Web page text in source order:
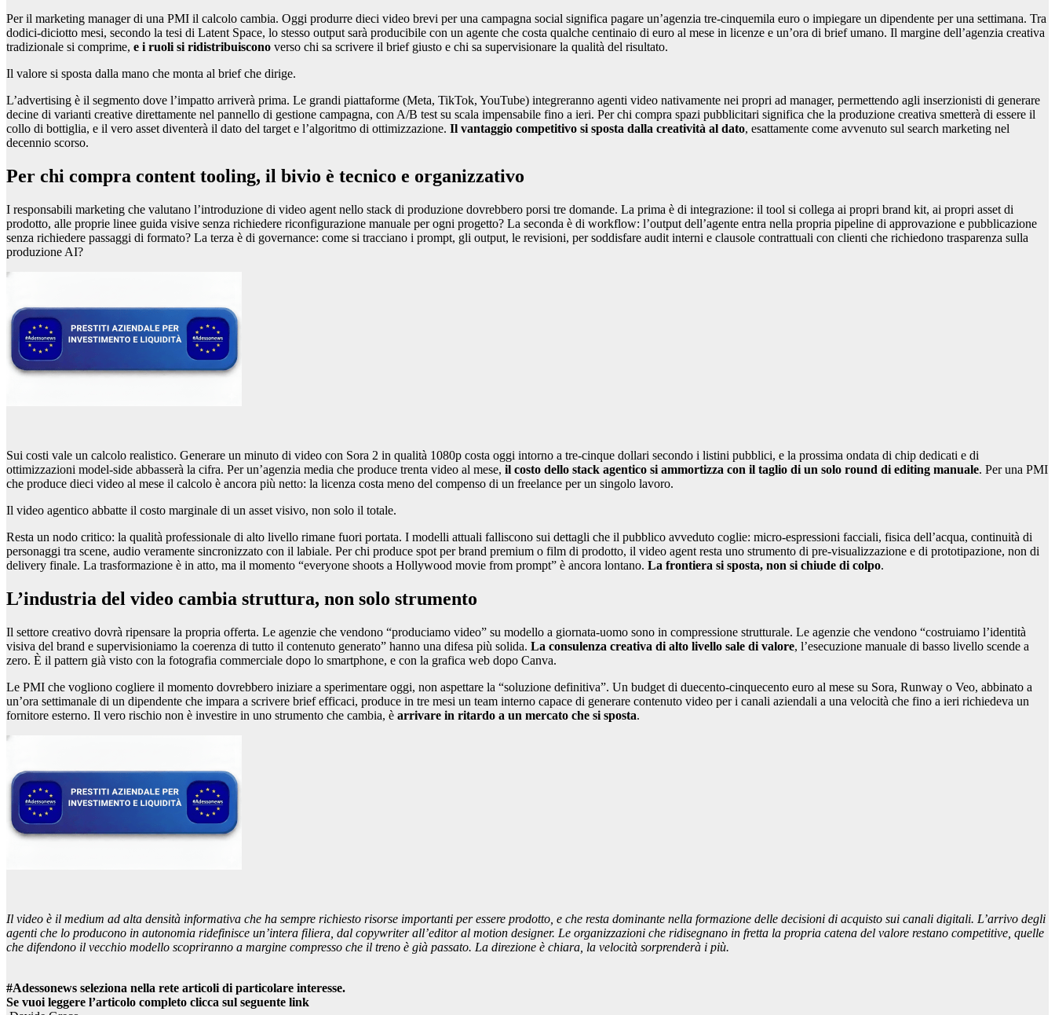
Per il marketing manager di una PMI il calcolo cambia. Oggi produrre dieci video brevi per una campagna social significa pagare un’agenzia tre-cinquemila euro o impiegare un dipendente per una settimana. Tra
dodici-diciotto mesi, secondo la tesi di Latent Space, lo stesso output sarà producibile con un agente che costa qualche centinaio di euro al mese in licenze e un’ora di brief umano. Il margine dell’agenzia creativa
tradizionale si comprime, e i ruoli si ridistribuiscono verso chi sa scrivere il brief giusto e chi sa supervisionare la qualità del risultato.
Il valore si sposta dalla mano che monta al brief che dirige.
L’advertising è il segmento dove l’impatto arriverà prima. Le grandi piattaforme (Meta, TikTok, YouTube) integreranno agenti video nativamente nei propri ad manager, permettendo agli inserzionisti di generare
decine di varianti creative direttamente nel pannello di gestione campagna, con A/B test su scala impensabile fino a ieri. Per chi compra spazi pubblicitari significa che la produzione creativa smetterà di essere il
collo di bottiglia, e il vero asset diventerà il dato del target e l’algoritmo di ottimizzazione. Il vantaggio competitivo si sposta dalla creatività al dato, esattamente come avvenuto sul search marketing nel
decennio scorso.
Per chi compra content tooling, il bivio è tecnico e organizzativo
I responsabili marketing che valutano l’introduzione di video agent nello stack di produzione dovrebbero porsi tre domande. La prima è di integrazione: il tool si collega ai propri brand kit, ai propri asset di
prodotto, alle proprie linee guida visive senza richiedere riconfigurazione manuale per ogni progetto? La seconda è di workflow: l’output dell’agente entra nella propria pipeline di approvazione e pubblicazione
senza richiedere passaggi di formato? La terza è di governance: come si tracciano i prompt, gli output, le revisioni, per soddisfare audit interni e clausole contrattuali con clienti che richiedono trasparenza sulla
produzione AI?
Sui costi vale un calcolo realistico. Generare un minuto di video con Sora 2 in qualità 1080p costa oggi intorno a tre-cinque dollari secondo i listini pubblici, e la prossima ondata di chip dedicati e di
ottimizzazioni model-side abbasserà la cifra. Per un’agenzia media che produce trenta video al mese, il costo dello stack agentico si ammortizza con il taglio di un solo round di editing manuale. Per una PMI
che produce dieci video al mese il calcolo è ancora più netto: la licenza costa meno del compenso di un freelance per un singolo lavoro.
Il video agentico abbatte il costo marginale di un asset visivo, non solo il totale.
Resta un nodo critico: la qualità professionale di alto livello rimane fuori portata. I modelli attuali falliscono sui dettagli che il pubblico avveduto coglie: micro-espressioni facciali, fisica dell’acqua, continuità di
personaggi tra scene, audio veramente sincronizzato con il labiale. Per chi produce spot per brand premium o film di prodotto, il video agent resta uno strumento di pre-visualizzazione e di prototipazione, non di
delivery finale. La trasformazione è in atto, ma il momento “everyone shoots a Hollywood movie from prompt” è ancora lontano. La frontiera si sposta, non si chiude di colpo.
L’industria del video cambia struttura, non solo strumento
Il settore creativo dovrà ripensare la propria offerta. Le agenzie che vendono “produciamo video” su modello a giornata-uomo sono in compressione strutturale. Le agenzie che vendono “costruiamo l’identità
visiva del brand e supervisioniamo la coerenza di tutto il contenuto generato” hanno una difesa più solida. La consulenza creativa di alto livello sale di valore, l’esecuzione manuale di basso livello scende a
zero. È il pattern già visto con la fotografia commerciale dopo lo smartphone, e con la grafica web dopo Canva.
Le PMI che vogliono cogliere il momento dovrebbero iniziare a sperimentare oggi, non aspettare la “soluzione definitiva”. Un budget di duecento-cinquecento euro al mese su Sora, Runway o Veo, abbinato a
un’ora settimanale di un dipendente che impara a scrivere brief efficaci, produce in tre mesi un team interno capace di generare contenuto video per i canali aziendali a una velocità che fino a ieri richiedeva un
fornitore esterno. Il vero rischio non è investire in uno strumento che cambia, è arrivare in ritardo a un mercato che si sposta.
Il video è il medium ad alta densità informativa che ha sempre richiesto risorse importanti per essere prodotto, e che resta dominante nella formazione delle decisioni di acquisto sui canali digitali. L’arrivo degli
agenti che lo producono in autonomia ridefinisce un’intera filiera, dal copywriter all’editor al motion designer. Le organizzazioni che ridisegnano in fretta la propria catena del valore restano competitive, quelle
che difendono il vecchio modello scopriranno a margine compresso che il treno è già passato. La direzione è chiara, la velocità sorprenderà i più.
#Adessonews seleziona nella rete articoli di particolare interesse.
Se vuoi leggere l’articolo completo clicca sul seguente link